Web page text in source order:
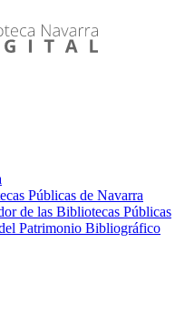
Públicas de Navarra
de las Bibliotecas Públicas
Patrimonio Bibliográfico